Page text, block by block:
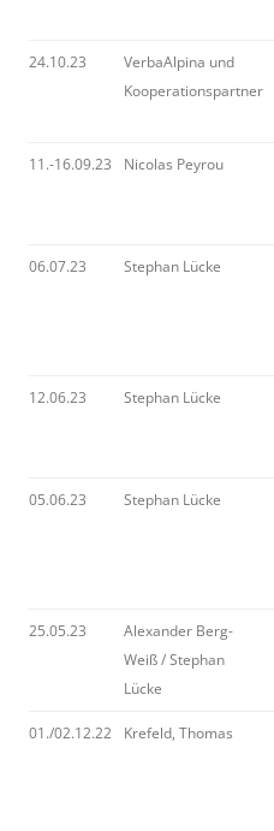
24.10.23
VerbaAlpina und
Kooperationspartner
11.-16.09.23 Nicolas Peyrou
06.07.23 Stephan Lücke
12.06.23 Stephan Lücke
05.06.23 Stephan Lücke
25.05.23
Alexander Berg-
Weiß / Stephan
Lücke
01./02.12.22 Krefeld, Thomas